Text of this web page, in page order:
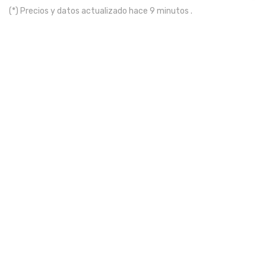
(*) Precios y datos actualizado hace 9 minutos .